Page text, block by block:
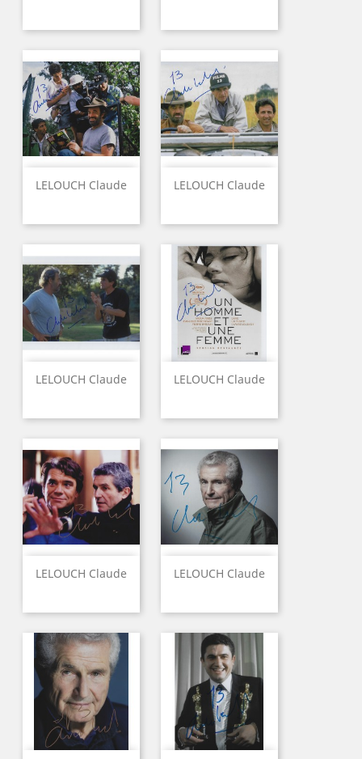
LELOUCH Claude LELOUCH Claude
LELOUCH Claude LELOUCH Claude
LELOUCH Claude LELOUCH Claude